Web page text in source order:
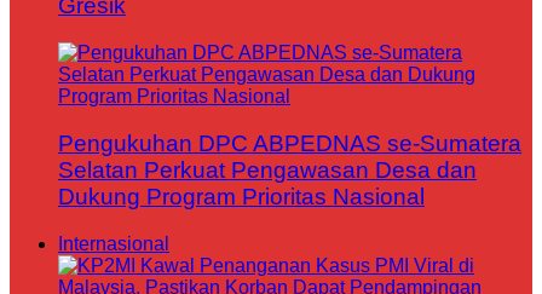
Gresik
Pengukuhan DPC ABPEDNAS se-Sumatera
Selatan Perkuat Pengawasan Desa dan
Dukung Program Prioritas Nasional
Internasional